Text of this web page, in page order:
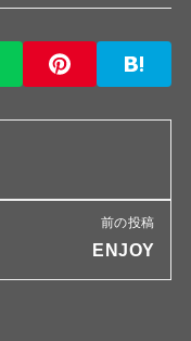
前の投稿
ENJOY